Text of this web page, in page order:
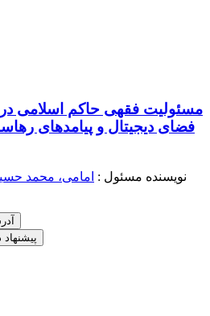
مسئولیت فقهی حاکم اسلامی در
فضای دیجیتال و پیامدهای
نویسنده مسئول : امامی، محمد
پیشنهاد